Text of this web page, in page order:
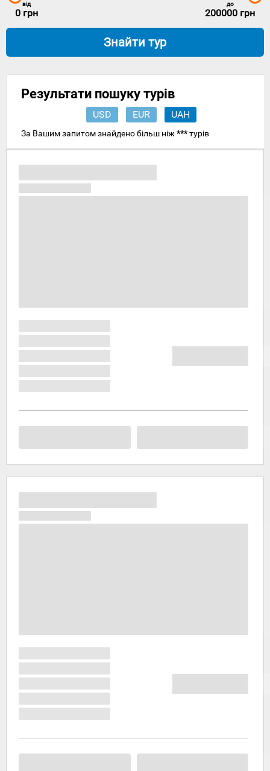
від
0 грн
до
200000 грн
Знайти тур
Результати пошуку турів
USD EUR UAH
За Вашим запитом знайдено більш ніж ***турів